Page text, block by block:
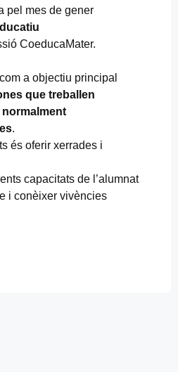
pel mes de gener
CoeducaMater.
a objectiu principal
que treballen
.
és oferir xerrades i
capacitats de l’alumnat
i conèixer vivències